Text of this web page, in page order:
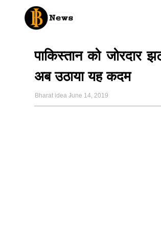
पाकिस्तान को जोरदार
अब उठाया यह कदम
Bharat idea June 14, 2019